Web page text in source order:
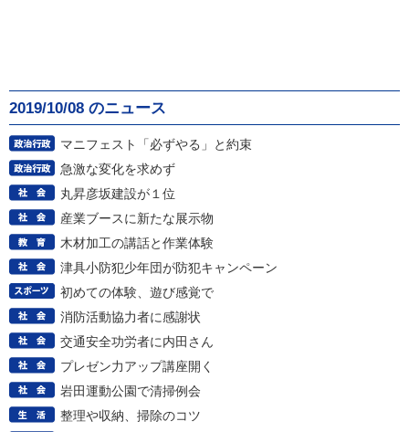
2019/10/08 のニュース
マニフェスト「必ずやる」と約束
急激な変化を求めず
丸昇彦坂建設が１位
産業ブースに新たな展示物
木材加工の講話と作業体験
津具小防犯少年団が防犯キャンペーン
初めての体験、遊び感覚で
消防活動協力者に感謝状
交通安全功労者に内田さん
プレゼン力アップ講座開く
岩田運動公園で清掃例会
整理や収納、掃除のコツ